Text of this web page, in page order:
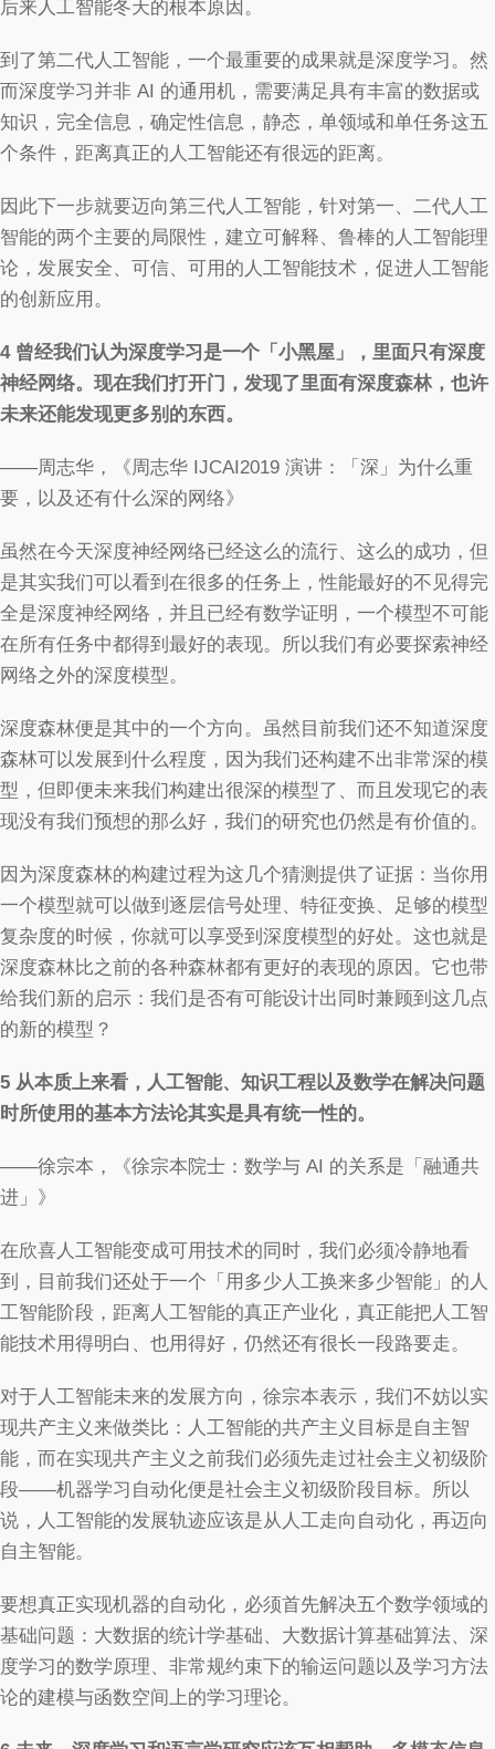
后来人工智能冬天的根本原因。
到了第二代人工智能，一个最重要的成果就是深度学习。然
而深度学习并非 AI 的通用机，需要满足具有丰富的数据或
知识，完全信息，确定性信息，静态，单领域和单任务这五
个条件，距离真正的人工智能还有很远的距离。
因此下一步就要迈向第三代人工智能，针对第一、二代人工
智能的两个主要的局限性，建立可解释、鲁棒的人工智能理
论，发展安全、可信、可用的人工智能技术，促进人工智能
的创新应用。
4 曾经我们认为深度学习是一个「小黑屋」，里面只有深度
神经网络。现在我们打开门，发现了里面有深度森林，也许
未来还能发现更多别的东西。
——周志华，《周志华 IJCAI2019 演讲：「深」为什么重
要，以及还有什么深的网络》
虽然在今天深度神经网络已经这么的流行、这么的成功，但
是其实我们可以看到在很多的任务上，性能最好的不见得完
全是深度神经网络，并且已经有数学证明，一个模型不可能
在所有任务中都得到最好的表现。所以我们有必要探索神经
网络之外的深度模型。
深度森林便是其中的一个方向。虽然目前我们还不知道深度
森林可以发展到什么程度，因为我们还构建不出非常深的模
型，但即便未来我们构建出很深的模型了、而且发现它的表
现没有我们预想的那么好，我们的研究也仍然是有价值的。
因为深度森林的构建过程为这几个猜测提供了证据：当你用
一个模型就可以做到逐层信号处理、特征变换、足够的模型
复杂度的时候，你就可以享受到深度模型的好处。这也就是
深度森林比之前的各种森林都有更好的表现的原因。它也带
给我们新的启示：我们是否有可能设计出同时兼顾到这几点
的新的模型？
5 从本质上来看，人工智能、知识工程以及数学在解决问题
时所使用的基本方法论其实是具有统一性的。
——徐宗本，《徐宗本院士：数学与 AI 的关系是「融通共
进」》
在欣喜人工智能变成可用技术的同时，我们必须冷静地看
到，目前我们还处于一个「用多少人工换来多少智能」的人
工智能阶段，距离人工智能的真正产业化，真正能把人工智
能技术用得明白、也用得好，仍然还有很长一段路要走。
对于人工智能未来的发展方向，徐宗本表示，我们不妨以实
现共产主义来做类比：人工智能的共产主义目标是自主智
能，而在实现共产主义之前我们必须先走过社会主义初级阶
段——机器学习自动化便是社会主义初级阶段目标。所以
说，人工智能的发展轨迹应该是从人工走向自动化，再迈向
自主智能。
要想真正实现机器的自动化，必须首先解决五个数学领域的
基础问题：大数据的统计学基础、大数据计算基础算法、深
度学习的数学原理、非常规约束下的输运问题以及学习方法
论的建模与函数空间上的学习理论。